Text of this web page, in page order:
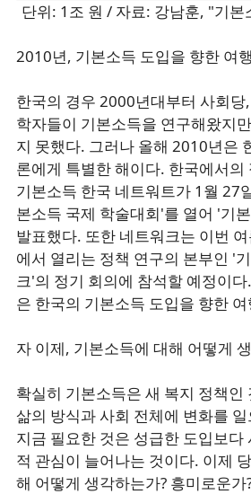
단위: 1조 원 / 자료: 강남훈, "기
2010년, 기본소득 도입을 향한 여
한국의 경우 2000년대부터 사회당
학자들이 기본소득을 연구해왔지
지 못했다. 그러나 올해 2010년은
론에게 특별한 해이다. 한국에서의
기본소득 한국 네트워트가 1월 27
본소득 국제 학술대회'를 열어 '기
발표했다. 또한 네트워크는 이번
에서 열리는 정책 연구의 본부인 '
크'의 정기 회의에 참석할 예정이
은 한국의 기본소득 도입을 향한
자 이제, 기본소득에 대해 어떻게
확실히 기본소득은 새 복지 정책인
삶의 방식과 사회 전체에 변화를
지금 필요한 것은 성급한 도입보다
적 관심이 늘어나는 것이다. 이제
해 어떻게 생각하는가? 흥미로운가